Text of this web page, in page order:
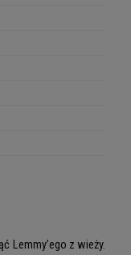
Lemmy’ego z wieży.